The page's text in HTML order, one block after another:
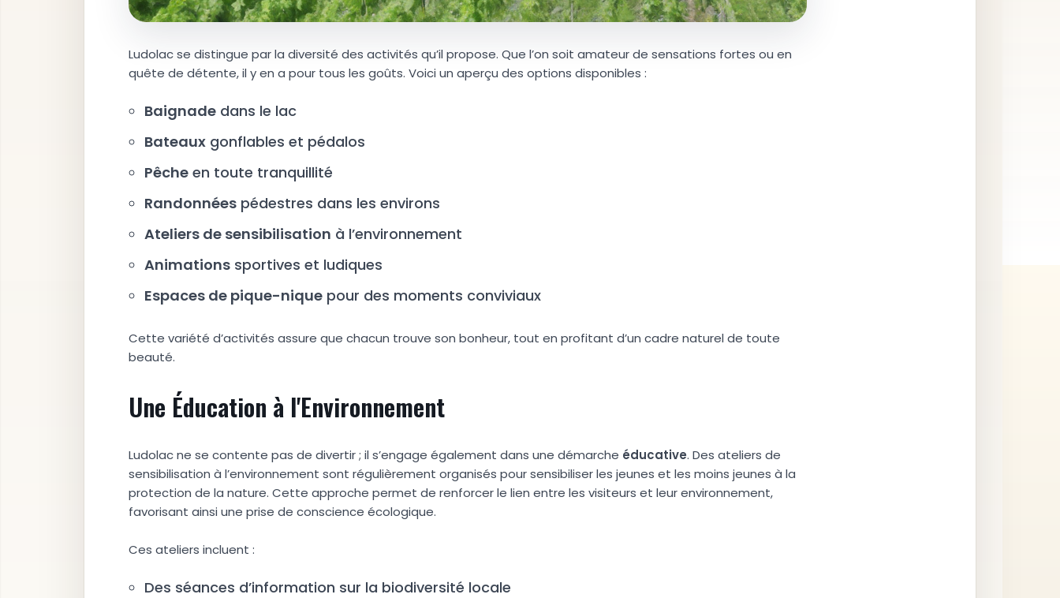
Ludolac se distingue par la diversité des activités qu’il propose. Que l’on soit amateur de sensations fortes ou en
quête de détente, il y en a pour tous les goûts. Voici un aperçu des options disponibles :
Baignade dans le lac
Bateaux gonflables et pédalos
Pêche en toute tranquillité
Randonnées pédestres dans les environs
Ateliers de sensibilisation à l’environnement
Animations sportives et ludiques
Espaces de pique-nique pour des moments conviviaux
Cette variété d’activités assure que chacun trouve son bonheur, tout en profitant d’un cadre naturel de toute
beauté.
Une Éducation à l'Environnement
Ludolac ne se contente pas de divertir ; il s’engage également dans une démarche éducative. Des ateliers de
sensibilisation à l’environnement sont régulièrement organisés pour sensibiliser les jeunes et les moins jeunes à la
protection de la nature. Cette approche permet de renforcer le lien entre les visiteurs et leur environnement,
favorisant ainsi une prise de conscience écologique.
Ces ateliers incluent :
Des séances d’information sur la biodiversité locale